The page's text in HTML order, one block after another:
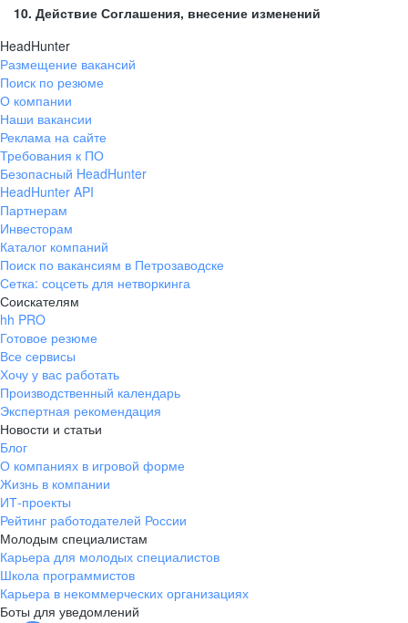
10. Действие Соглашения, внесение изменений
HeadHunter
Размещение вакансий
Поиск по резюме
О компании
Наши вакансии
Реклама на сайте
Требования к ПО
Безопасный HeadHunter
HeadHunter API
Партнерам
Инвесторам
Каталог компаний
Поиск по вакансиям в Петрозаводске
Сетка: соцсеть для нетворкинга
Соискателям
hh PRO
Готовое резюме
Все сервисы
Хочу у вас работать
Производственный календарь
Экспертная рекомендация
Новости и статьи
Блог
О компаниях в игровой форме
Жизнь в компании
ИТ-проекты
Рейтинг работодателей России
Молодым специалистам
Карьера для молодых специалистов
Школа программистов
Карьера в некоммерческих организациях
Боты для уведомлений